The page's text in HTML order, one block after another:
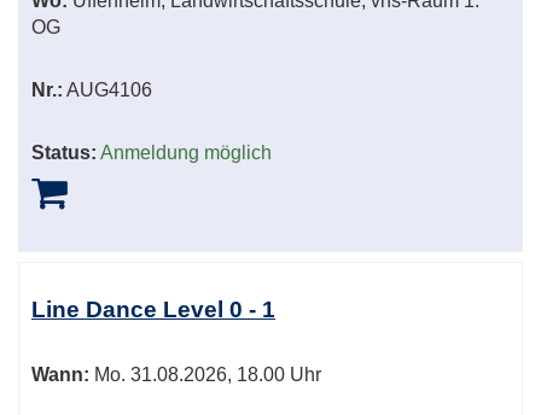
OG
Nr.: AUG4106
Status: Anmeldung möglich
Line Dance Level 0 - 1
Wann: Mo. 31.08.2026, 18.00 Uhr